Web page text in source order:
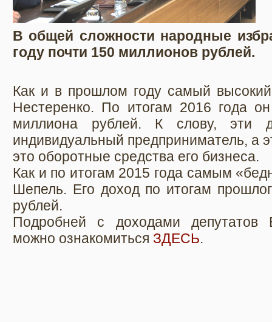
В общей сложности народные
году почти 150 миллионов рублей.
Как и в прошлом году самый
Нестеренко. По итогам 2016 года
миллиона рублей. К слову, эти
индивидуальный предприниматель, а
это оборотные средства его бизнеса.
Как и по итогам 2015 года самым
Шепель. Его доход по итогам
рублей.
Подробней с доходами депутатов
можно ознакомиться ЗДЕСЬ.